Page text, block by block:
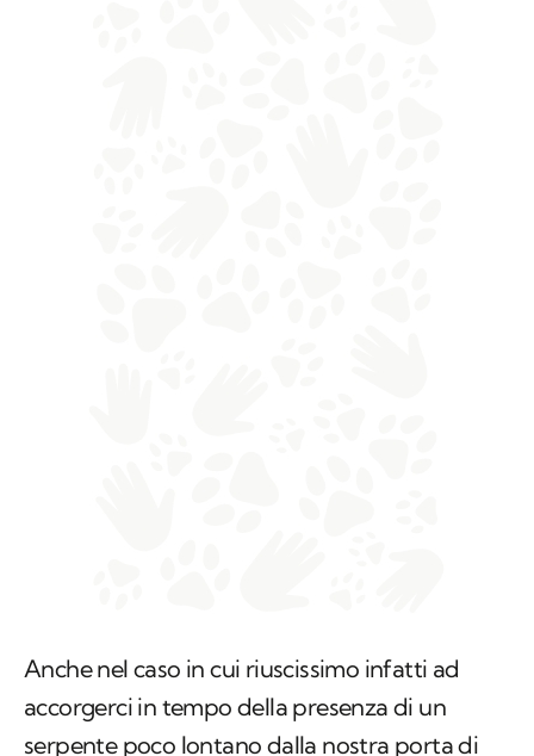
Anche nel caso in cui riuscissimo infatti ad
accorgerci in tempo della presenza di un
serpente poco lontano dalla nostra porta di